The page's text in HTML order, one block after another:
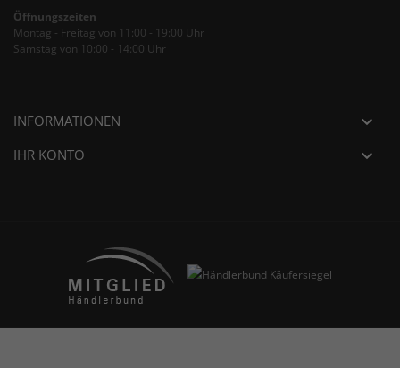
Öffnungszeiten
Montag - Freitag von 11:00 - 19:00 Uhr
Samstag von 10:00 - 14:00 Uhr
INFORMATIONEN 
IHR KONTO 